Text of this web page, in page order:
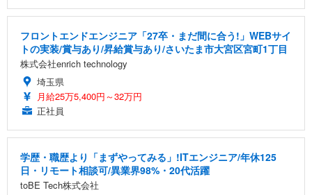
フロントエンドエンジニア「27卒・まだ間に合う!」WEBサイ
トの実装/賞与あり/昇給賞与あり/さいたま市大宮区宮町1丁目
株式会社enrich technology
埼玉県
月給25万5,400円～32万円
正社員
学歴・職歴より「まずやってみる」!ITエンジニア/年休125
日・リモート相談可/異業界98%・20代活躍
toBE Tech株式会社